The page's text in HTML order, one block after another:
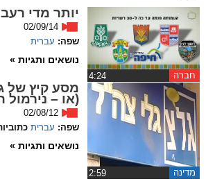
זום
zoom_out
התרחק
גופנים
remove_circle_outline
Decrease font
חברה
יותר מדי
02/09/14
שפה: עברית
נושאים ותגיות »
מדינה
מסע קיץ של
(או – נירמול
02/08/12
שפה: עברית
נושאים ותגיות »